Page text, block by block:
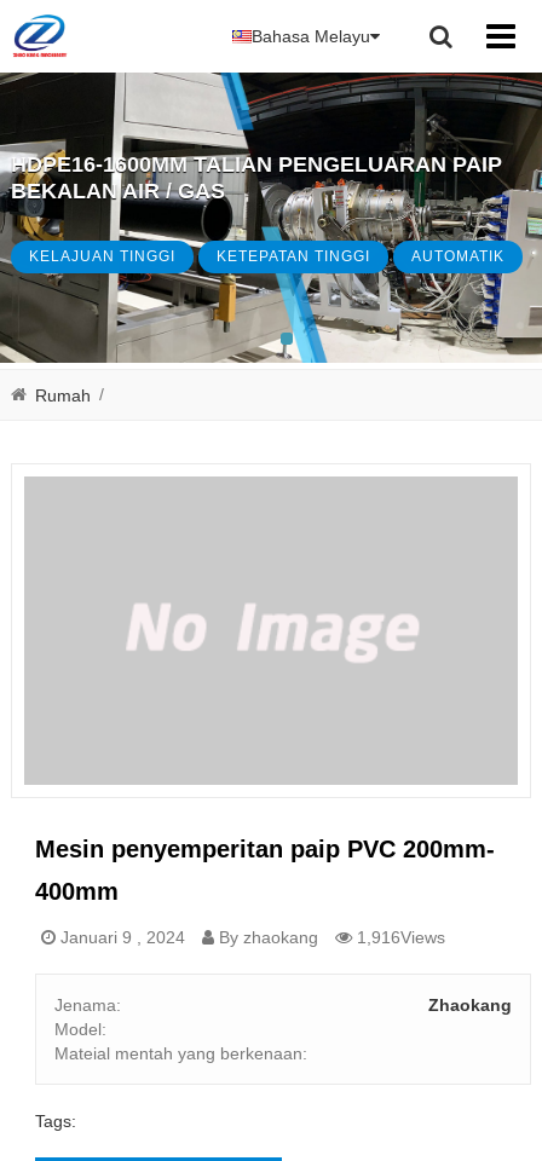
Bahasa Melayu
HDPE16-1600MM TALIAN PENGELUARAN PAIP
BEKALAN AIR / GAS
KELAJUAN TINGGI KETEPATAN TINGGI AUTOMATIK
Rumah /
Mesin penyemperitan paip PVC 200mm-
400mm
Januari 9 , 2024 By zhaokang 1,916Views
Jenama:
Zhaokang
Model:
Mateial mentah yang berkenaan:
Tags: